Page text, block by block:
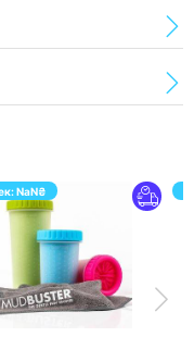
NaN₴
ПЕРЕЙТИ